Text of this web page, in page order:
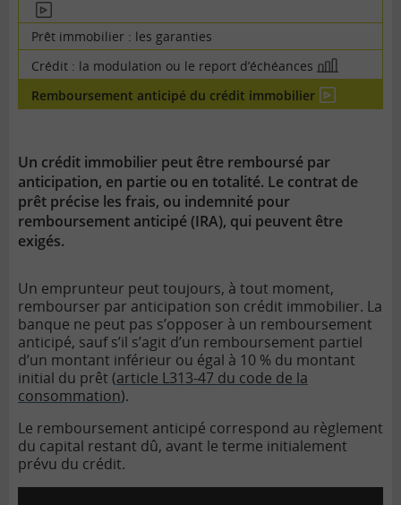
En
vidéo
Prêt immobilier : les garanties
Crédit : la modulation ou le report d’échéances En
image
Remboursement anticipé du crédit immobilierEn
Un crédit immobilier peut être remboursé par
anticipation, en partie ou en totalité. Le contrat de
prêt précise les frais, ou indemnité pour
remboursement anticipé (IRA), qui peuvent être
exigés.
Un emprunteur peut toujours, à tout moment,
rembourser par anticipation son crédit immobilier. La
banque ne peut pas s’opposer à un remboursement
anticipé, sauf s’il s’agit d’un remboursement partiel
d’un montant inférieur ou égal à 10 % du montant
initial du prêt (article L313-47 du code de la
consommation).
Le remboursement anticipé correspond au règlement
du capital restant dû, avant le terme initialement
prévu du crédit.